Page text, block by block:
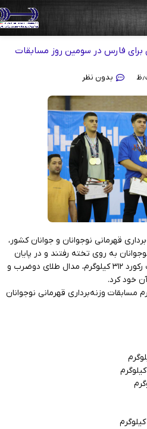
(همدان 1403)
بدون نظر
قهرمانی نوجوانان و جوانان کشور،
دسته ۹۶ کیلوگرم نوجوانان به روی تخته رفتند و در پایان
محمدامین حبیبی از فارس با ثبت رکورد ۳۱۲ کیلوگرم، مدال طلای دوضرب و
خود کرد.
آوران دسته ۹۶ کیلوگرم مسابقات وزنه‌برداری قهرمانی نوجوانان